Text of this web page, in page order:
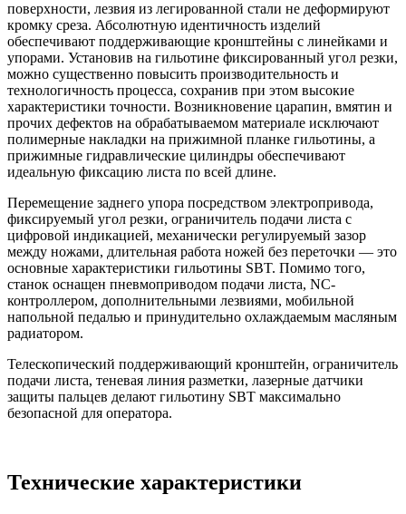
поверхности, лезвия из легированной стали не деформируют
кромку среза. Абсолютную идентичность изделий
обеспечивают поддерживающие кронштейны с линейками и
упорами. Установив на гильотине фиксированный угол резки,
можно существенно повысить производительность и
технологичность процесса, сохранив при этом высокие
характеристики точности. Возникновение царапин, вмятин и
прочих дефектов на обрабатываемом материале исключают
полимерные накладки на прижимной планке гильотины, а
прижимные гидравлические цилиндры обеспечивают
идеальную фиксацию листа по всей длине.
Перемещение заднего упора посредством электропривода,
фиксируемый угол резки, ограничитель подачи листа с
цифровой индикацией, механически регулируемый зазор
между ножами, длительная работа ножей без переточки — это
основные характеристики гильотины SBT. Помимо того,
станок оснащен пневмоприводом подачи листа, NC-
контроллером, дополнительными лезвиями, мобильной
напольной педалью и принудительно охлаждаемым масляным
радиатором.
Телескопический поддерживающий кронштейн, ограничитель
подачи листа, теневая линия разметки, лазерные датчики
защиты пальцев делают гильотину SBT максимально
безопасной для оператора.
Технические характеристики